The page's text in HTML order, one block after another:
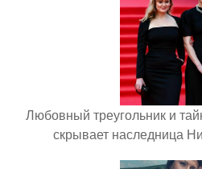
Любовный треугольник и
скрывает наследница